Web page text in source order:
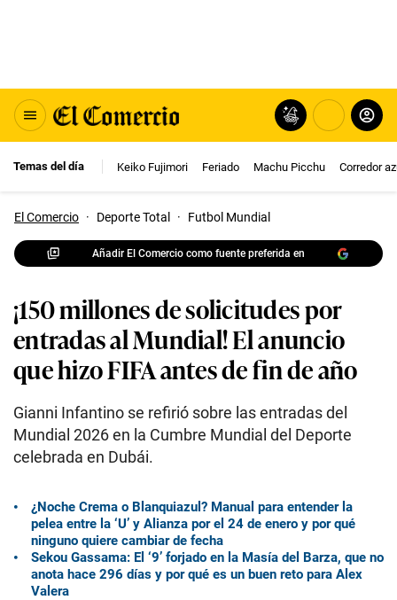
Temas del día Keiko Fujimori Feriado Machu Picchu Corredor
El Comercio · Deporte Total · Futbol Mundial
Añadir El Comercio como fuente preferida en
¡150 millones de solicitudes por
entradas al Mundial! El anuncio
que hizo FIFA antes de fin de año
Gianni Infantino se refirió sobre las entradas del
Mundial 2026 en la Cumbre Mundial del Deporte
celebrada en Dubái.
¿Noche Crema o Blanquiazul? Manual para entender la
pelea entre la ‘U’ y Alianza por el 24 de enero y por qué
ninguno quiere cambiar de fecha
Sekou Gassama: El ‘9’ forjado en la Masía del Barza, que no
anota hace 296 días y por qué es un buen reto para Alex
Valera